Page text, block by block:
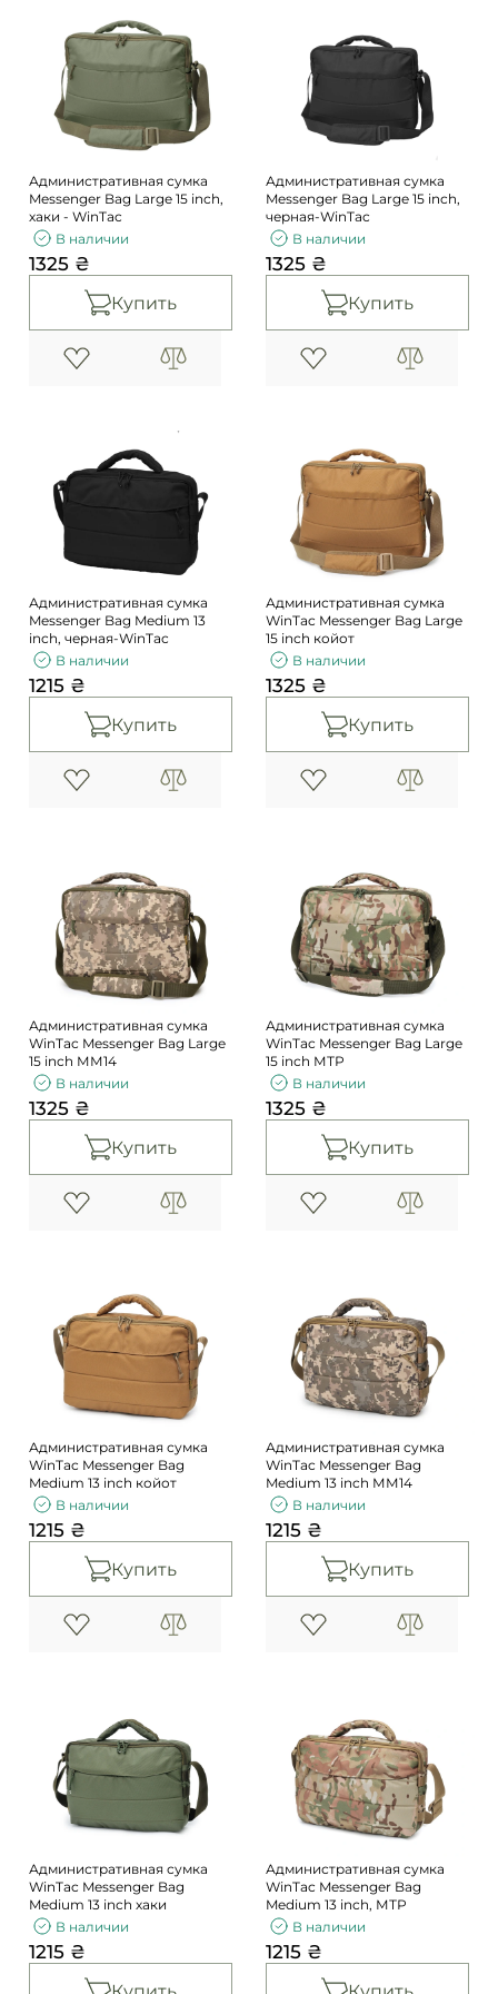
Административная сумка
Messenger Bag Large 15 inch,
хаки - WinTac
В наличии
1325 ₴
Купить
Административная сумка
Messenger Bag Large 15 inch,
черная-WinTac
В наличии
1325 ₴
Купить
Административная сумка
Messenger Bag Medium 13
inch, черная-WinTac
В наличии
1215 ₴
Купить
Административная сумка
WinTac Messenger Bag Large
15 inch койот
В наличии
1325 ₴
Купить
Административная сумка
WinTac Messenger Bag Large
15 inch ММ14
В наличии
1325 ₴
Купить
Административная сумка
WinTac Messenger Bag Large
15 inch МТР
В наличии
1325 ₴
Купить
Административная сумка
WinTac Messenger Bag
Medium 13 inch койот
В наличии
1215 ₴
Купить
Административная сумка
WinTac Messenger Bag
Medium 13 inch ММ14
В наличии
1215 ₴
Купить
Административная сумка
WinTac Messenger Bag
Medium 13 inch хаки
В наличии
1215 ₴
Административная сумка
WinTac Messenger Bag
Medium 13 inch, МТР
В наличии
1215 ₴